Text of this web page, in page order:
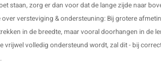
staan, zorg er dan voor dat de lange zijde naar
versteviging & ondersteuning: Bij grotere
in de breedte, maar vooral doorhangen in de
vrijwel volledig ondersteund wordt, zal dit - bij